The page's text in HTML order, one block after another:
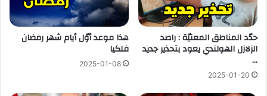
حدّد المناطق المعنيّة : راصد
الزلازل الهولندي يعود بتحذير جديد
…
2025-01-20
هذا موعد أوّل أيام شهر رمضان
فلكيا
2025-01-08